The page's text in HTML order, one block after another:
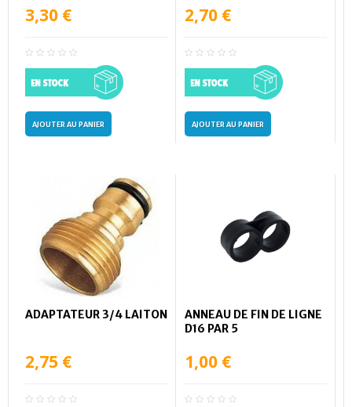
3,30 €
AJOUTER AU PANIER
2,70 €
AJOUTER AU PANIER
ADAPTATEUR 3/4 LAITON
2,75 €
ANNEAU DE FIN DE LIGNE
D16 PAR 5
1,00 €